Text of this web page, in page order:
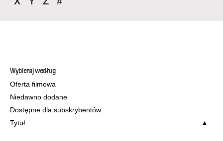
Wybieraj według
Oferta filmowa
Niedawno dodane
Dostępne dla subskrybentów
Tytuł